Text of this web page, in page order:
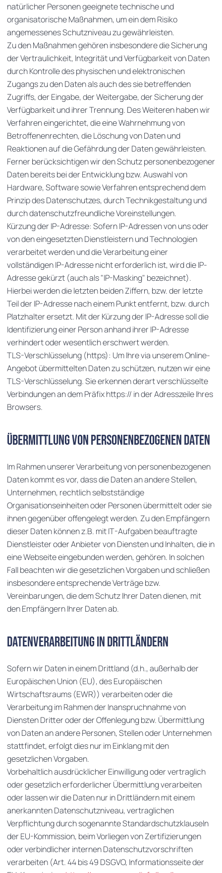
natürlicher Personen geeignete technische und
organisatorische Maßnahmen, um ein dem Risiko
angemessenes Schutzniveau zu gewährleisten.
Zu den Maßnahmen gehören insbesondere die Sicherung
der Vertraulichkeit, Integrität und Verfügbarkeit von Daten
durch Kontrolle des physischen und elektronischen
Zugangs zu den Daten als auch des sie betreffenden
Zugriffs, der Eingabe, der Weitergabe, der Sicherung der
Verfügbarkeit und ihrer Trennung. Des Weiteren haben wir
Verfahren eingerichtet, die eine Wahrnehmung von
Betroffenenrechten, die Löschung von Daten und
Reaktionen auf die Gefährdung der Daten gewährleisten.
Ferner berücksichtigen wir den Schutz personenbezogener
Daten bereits bei der Entwicklung bzw. Auswahl von
Hardware, Software sowie Verfahren entsprechend dem
Prinzip des Datenschutzes, durch Technikgestaltung und
durch datenschutzfreundliche Voreinstellungen.
Kürzung der IP-Adresse: Sofern IP-Adressen von uns oder
von den eingesetzten Dienstleistern und Technologien
verarbeitet werden und die Verarbeitung einer
vollständigen IP-Adresse nicht erforderlich ist, wird die IP-
Adresse gekürzt (auch als "IP-Masking" bezeichnet).
Hierbei werden die letzten beiden Ziffern, bzw. der letzte
Teil der IP-Adresse nach einem Punkt entfernt, bzw. durch
Platzhalter ersetzt. Mit der Kürzung der IP-Adresse soll die
Identifizierung einer Person anhand ihrer IP-Adresse
verhindert oder wesentlich erschwert werden.
TLS-Verschlüsselung (https): Um Ihre via unserem Online-
Angebot übermittelten Daten zu schützen, nutzen wir eine
TLS-Verschlüsselung. Sie erkennen derart verschlüsselte
Verbindungen an dem Präfix https:// in der Adresszeile Ihres
Browsers.
Übermittlung von personenbezogenen Daten
Im Rahmen unserer Verarbeitung von personenbezogenen
Daten kommt es vor, dass die Daten an andere Stellen,
Unternehmen, rechtlich selbstständige
Organisationseinheiten oder Personen übermittelt oder sie
ihnen gegenüber offengelegt werden. Zu den Empfängern
dieser Daten können z.B. mit IT-Aufgaben beauftragte
Dienstleister oder Anbieter von Diensten und Inhalten, die in
eine Webseite eingebunden werden, gehören. In solchen
Fall beachten wir die gesetzlichen Vorgaben und schließen
insbesondere entsprechende Verträge bzw.
Vereinbarungen, die dem Schutz Ihrer Daten dienen, mit
den Empfängern Ihrer Daten ab.
Datenverarbeitung in Drittländern
Sofern wir Daten in einem Drittland (d.h., außerhalb der
Europäischen Union (EU), des Europäischen
Wirtschaftsraums (EWR)) verarbeiten oder die
Verarbeitung im Rahmen der Inanspruchnahme von
Diensten Dritter oder der Offenlegung bzw. Übermittlung
von Daten an andere Personen, Stellen oder Unternehmen
stattfindet, erfolgt dies nur im Einklang mit den
gesetzlichen Vorgaben.
Vorbehaltlich ausdrücklicher Einwilligung oder vertraglich
oder gesetzlich erforderlicher Übermittlung verarbeiten
oder lassen wir die Daten nur in Drittländern mit einem
anerkannten Datenschutzniveau, vertraglichen
Verpflichtung durch sogenannte Standardschutzklauseln
der EU-Kommission, beim Vorliegen von Zertifizierungen
oder verbindlicher internen Datenschutzvorschriften
verarbeiten (Art. 44 bis 49 DSGVO, Informationsseite der